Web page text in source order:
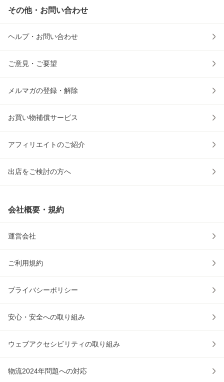
その他・お問い合わせ
ヘルプ・お問い合わせ
ご意見・ご要望
メルマガの登録・解除
お買い物補償サービス
アフィリエイトのご紹介
出店をご検討の方へ
会社概要・規約
運営会社
ご利用規約
プライバシーポリシー
安心・安全への取り組み
ウェブアクセシビリティの取り組み
物流2024年問題への対応